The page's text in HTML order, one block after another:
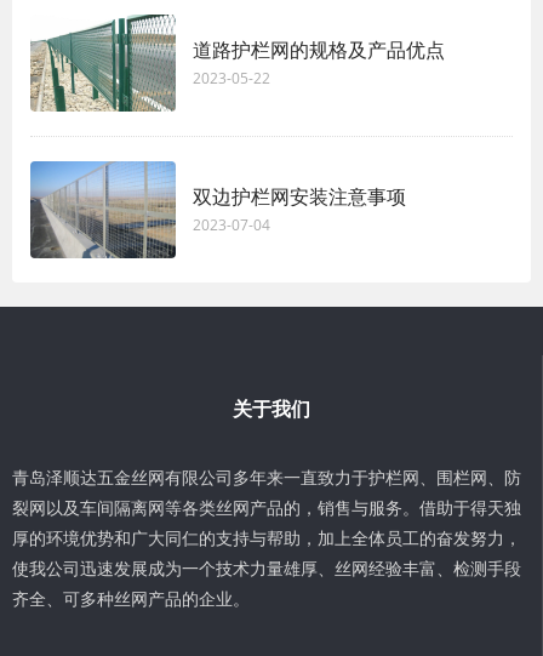
道路护栏网的规格及产品优点
2023-05-22
双边护栏网安装注意事项
2023-07-04
关于我们
青岛泽顺达五金丝网有限公司多年来一直致力于护栏网、围栏网、防
裂网以及车间隔离网等各类丝网产品的，销售与服务。借助于得天独
厚的环境优势和广大同仁的支持与帮助，加上全体员工的奋发努力，
使我公司迅速发展成为一个技术力量雄厚、丝网经验丰富、检测手段
齐全、可多种丝网产品的企业。